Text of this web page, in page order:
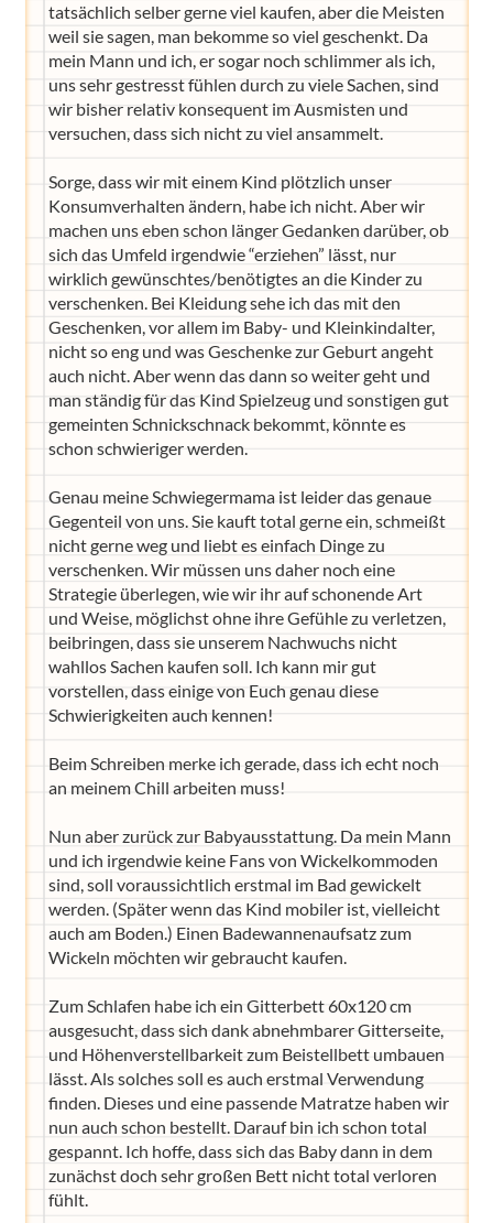
tatsächlich selber gerne viel kaufen, aber die Meisten
weil sie sagen, man bekomme so viel geschenkt. Da
mein Mann und ich, er sogar noch schlimmer als ich,
uns sehr gestresst fühlen durch zu viele Sachen, sind
wir bisher relativ konsequent im Ausmisten und
versuchen, dass sich nicht zu viel ansammelt.
Sorge, dass wir mit einem Kind plötzlich unser
Konsumverhalten ändern, habe ich nicht. Aber wir
machen uns eben schon länger Gedanken darüber, ob
sich das Umfeld irgendwie “erziehen” lässt, nur
wirklich gewünschtes/benötigtes an die Kinder zu
verschenken. Bei Kleidung sehe ich das mit den
Geschenken, vor allem im Baby- und Kleinkindalter,
nicht so eng und was Geschenke zur Geburt angeht
auch nicht. Aber wenn das dann so weiter geht und
man ständig für das Kind Spielzeug und sonstigen gut
gemeinten Schnickschnack bekommt, könnte es
schon schwieriger werden.
Genau meine Schwiegermama ist leider das genaue
Gegenteil von uns. Sie kauft total gerne ein, schmeißt
nicht gerne weg und liebt es einfach Dinge zu
verschenken. Wir müssen uns daher noch eine
Strategie überlegen, wie wir ihr auf schonende Art
und Weise, möglichst ohne ihre Gefühle zu verletzen,
beibringen, dass sie unserem Nachwuchs nicht
wahllos Sachen kaufen soll. Ich kann mir gut
vorstellen, dass einige von Euch genau diese
Schwierigkeiten auch kennen!
Beim Schreiben merke ich gerade, dass ich echt noch
an meinem Chill arbeiten muss!
Nun aber zurück zur Babyausstattung. Da mein Mann
und ich irgendwie keine Fans von Wickelkommoden
sind, soll voraussichtlich erstmal im Bad gewickelt
werden. (Später wenn das Kind mobiler ist, vielleicht
auch am Boden.) Einen Badewannenaufsatz zum
Wickeln möchten wir gebraucht kaufen.
Zum Schlafen habe ich ein Gitterbett 60x120 cm
ausgesucht, dass sich dank abnehmbarer Gitterseite,
und Höhenverstellbarkeit zum Beistellbett umbauen
lässt. Als solches soll es auch erstmal Verwendung
finden. Dieses und eine passende Matratze haben wir
nun auch schon bestellt. Darauf bin ich schon total
gespannt. Ich hoffe, dass sich das Baby dann in dem
zunächst doch sehr großen Bett nicht total verloren
fühlt.